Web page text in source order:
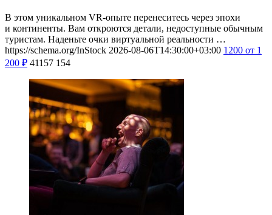
В этом уникальном VR-опыте перенеситесь через эпохи
и континенты. Вам откроются детали, недоступные обычным
туристам. Наденьте очки виртуальной реальности …
https://schema.org/InStock 2026-08-06T14:30:00+03:00 1200 от 1
200 ₽ 41157 154